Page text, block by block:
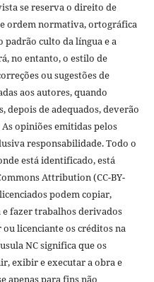
se reserva o direito de
ordem normativa, ortográfica
padrão culto da língua e a
no entanto, o estilo de
ou sugestões de
aos autores, quando
depois de adequados, deverão
opiniões emitidas pelos
responsabilidade. Todo o
está identificado, está
Attribution (CC-BY-
podem copiar,
fazer trabalhos derivados
ou licenciante os créditos na
NC significa que os
exibir e executar a obra e
apenas para fins não